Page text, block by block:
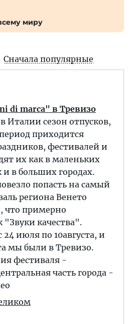
миру
Сначала популярные
di marca" в Тревизо
Италии сезон отпусков,
приходится
фестивалей и
их как в маленьких
и в больших городах.
попасть на самый
региона Венето
что примерно
"Звуки качества".
июля по 10августа, и
мы были в Тревизо.
фестиваля -
часть города -